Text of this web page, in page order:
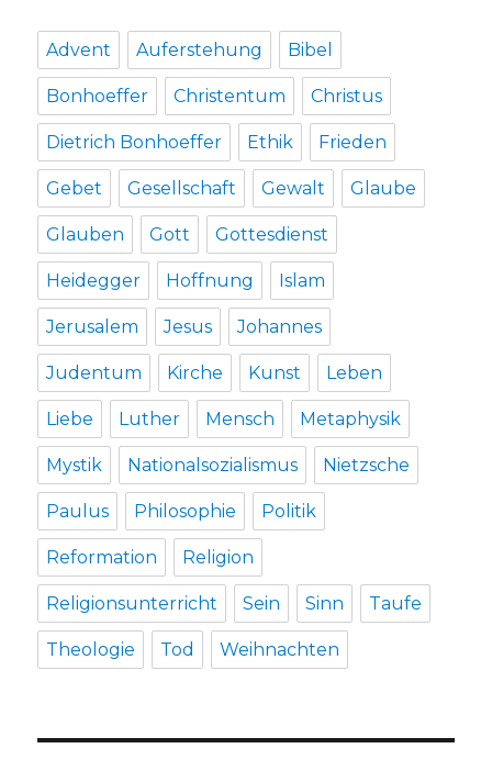
Advent Auferstehung Bibel
Bonhoeffer Christentum Christus
Dietrich Bonhoeffer Ethik Frieden
Gebet Gesellschaft Gewalt Glaube
Glauben Gott Gottesdienst
Heidegger Hoffnung Islam
Jerusalem Jesus Johannes
Judentum Kirche Kunst Leben
Liebe Luther Mensch Metaphysik
Mystik Nationalsozialismus Nietzsche
Paulus Philosophie Politik
Reformation Religion
Religionsunterricht Sein Sinn Taufe
Theologie Tod Weihnachten